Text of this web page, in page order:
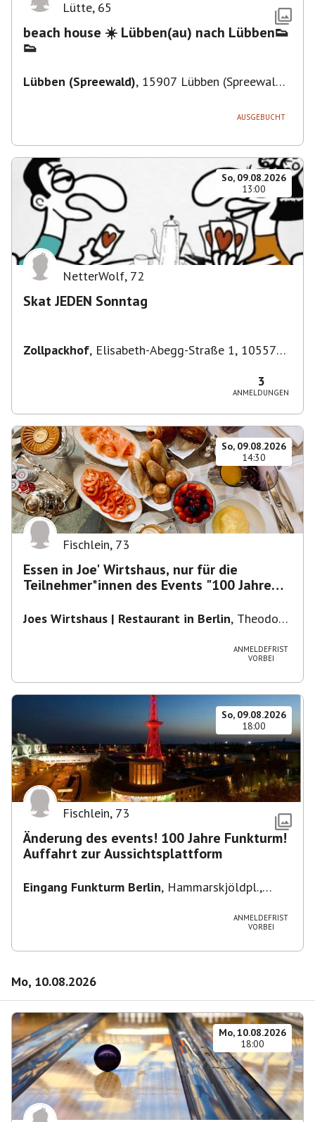
Lütte, 65
beach house ☀️ Lübben(au) nach Lübben👟
👟
Lübben (Spreewald), 15907 Lübben (Spreewald),
AUSGEBUCHT
So, 09.08.2026
13:00
NetterWolf, 72
Skat JEDEN Sonntag
Zollpackhof, Elisabeth-Abegg-Straße 1, 10557
3
ANMELDUNGEN
So, 09.08.2026
14:30
Fischlein, 73
Essen in Joe' Wirtshaus, nur für die
Teilnehmer*innen des Events "100 Jahre
Joes Wirtshaus | Restaurant in Berlin, Theodor-
ANMELDEFRIST
VORBEI
So, 09.08.2026
18:00
Fischlein, 73
Änderung des events! 100 Jahre Funkturm!
Auffahrt zur Aussichtsplattform
Eingang Funkturm Berlin, Hammarskjöldpl.,
ANMELDEFRIST
VORBEI
Mo, 10.08.2026
Mo, 10.08.2026
18:00